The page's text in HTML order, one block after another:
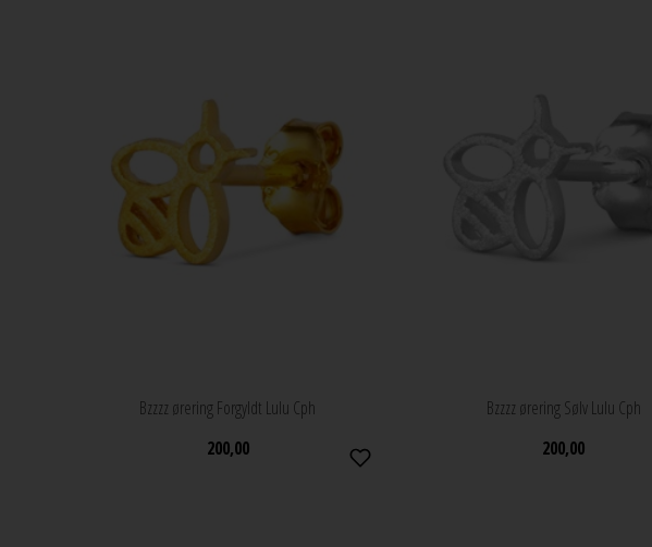
Bzzzz ørering Forgyldt Lulu Cph
200,00
Bzzzz ørering Sølv Lulu Cph
200,00